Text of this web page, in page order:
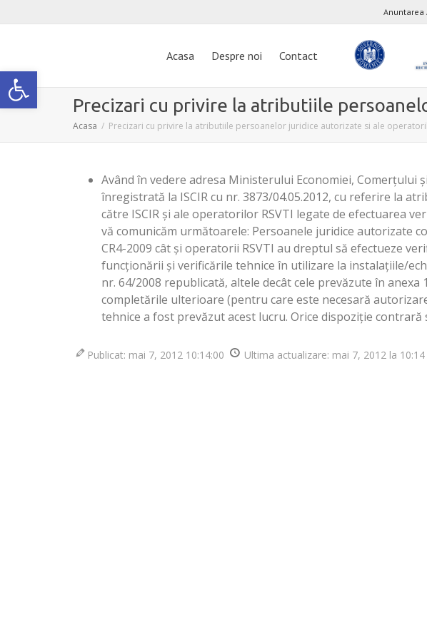
Deschide bara de unelte
Anuntarea
Acasa Despre noi Contact
Precizari cu privire la atributiile
Acasa Precizari cu privire la atributiile persoanelor juridice autorizate si ale
Având în vedere adresa Ministerului Economiei, Comerțului
înregistrată la ISCIR cu nr. 3873/04.05.2012, cu referire la
către ISCIR și ale operatorilor RSVTI legate de efectuarea
vă comunicăm următoarele: Persoanele juridice autorizate
CR4-2009 cât și operatorii RSVTI au dreptul să efectueze
funcționării și verificările tehnice în utilizare la instalațiile/
nr. 64/2008 republicată, altele decât cele prevăzute în anexa
completările ulterioare (pentru care este necesară
tehnice a fost prevăzut acest lucru. Orice dispoziție contrară
Publicat: mai 7, 2012 10:14:00 Ultima actualizare: mai 7, 2012 la